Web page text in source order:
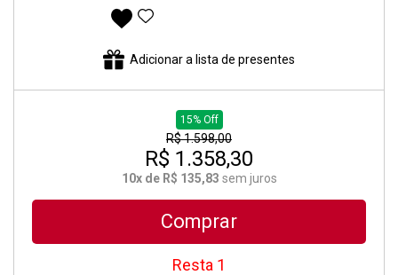
Adicionar a lista de presentes
15% Off
R$ 1.598,00
R$ 1.358,30
10x de R$ 135,83 sem juros
Comprar
Resta 1